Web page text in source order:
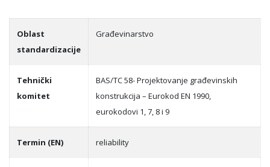
Oblast
standardizacije
Građevinarstvo
Tehnički
komitet
BAS/TC 58- Projektovanje građevinskih
konstrukcija – Eurokod EN 1990,
eurokodovi 1, 7, 8 i 9
Termin (EN) reliability